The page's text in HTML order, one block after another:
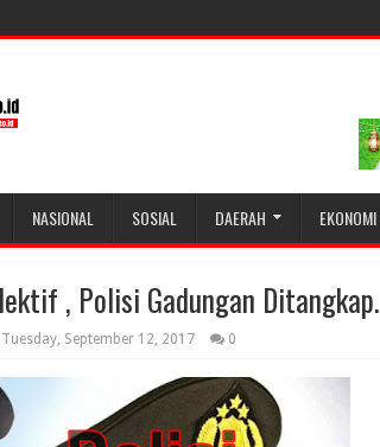
NASIONAL SOSIAL DAERAH EKONOMI
, Polisi Gadungan Ditangkap.
Tuesday, September 12, 2017 0